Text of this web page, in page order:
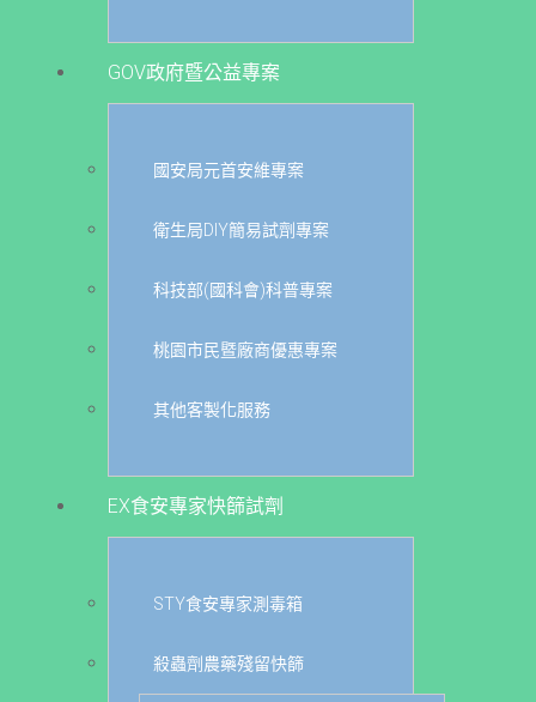
GOV政府暨公益專案
國安局元首安維專案
衛生局DIY簡易試劑專案
科技部(國科會)科普專案
桃園市民暨廠商優惠專案
其他客製化服務
EX食安專家快篩試劑
STY食安專家測毒箱
殺蟲劑農藥殘留快篩